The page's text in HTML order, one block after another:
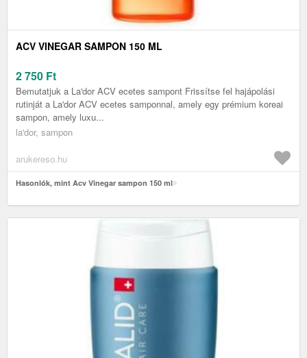
ACV VINEGAR SAMPON 150 ML
2 750 Ft
Bemutatjuk a La'dor ACV ecetes sampont Frissítse fel hajápolási
rutinját a La'dor ACV ecetes samponnal, amely egy prémium koreai
sampon, amely luxu...
la'dor, sampon
arukereso.hu
Hasonlók, mint Acv Vinegar sampon 150 ml